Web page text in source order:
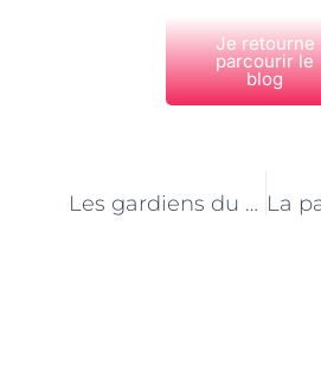
Je retourne
parcourir le
blog
Les gardiens du zoo à Paris : des défenseurs de la biodiversité